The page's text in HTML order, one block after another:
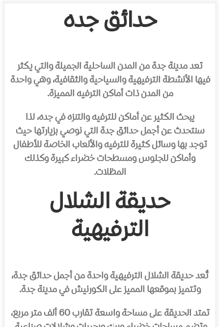
حدائق جده
تعد مدينة جدة من المدن الساحلية الجميلة والتي يكثر
فيها الأنشطة الترفيهية والسياحية والثقافية، وهي واحدة
من المدن ذات أماكن الترفيه المميزة.
يبحث الكثير عن أماكن للترفيه والتنزه في جده، لذا
سنتحدث عن أجمل حدائق جدة التي نوصي بزيارتها حيث
توجد بها وسائل كثيرة للترفيه والألعاب الخاصة للأطفال
وأماكن للجلوس ومسطحات خضراء كبيرة وكذلك
المظلات.
حديقة الشلال
الترفيهية
تُعد حديقة الشلال الترفيهية واحدة من أجمل حدائق جدة،
وتتميز بموقعها المميز على الكورنيش في مدينة جدة.
تمتد الحديقة على مساحة واسعة تقارب 60 ألف متر مربع،